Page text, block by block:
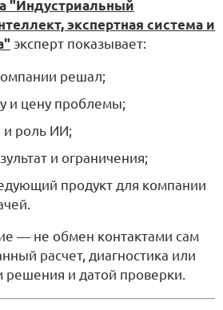
"Индустриальный
экспертная система и
эксперт показывает:
решал;
и цену проблемы;
и роль ИИ;
и ограничения;
продукт для компании
— не обмен контактами сам
расчет, диагностика или
решения и датой проверки.